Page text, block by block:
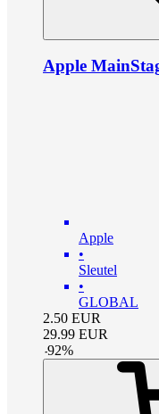
Apple
Apple
•
Sleutel
•
GLOBAL
2.50 EUR
29.99 EUR
-92%